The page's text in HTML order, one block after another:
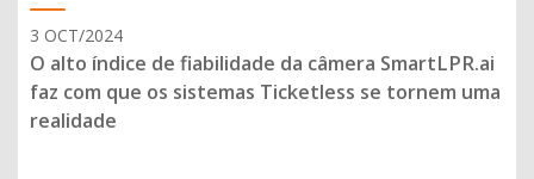
3 OCT/2024
O alto índice de fiabilidade da câmera SmartLPR.ai
faz com que os sistemas Ticketless se tornem uma
realidade